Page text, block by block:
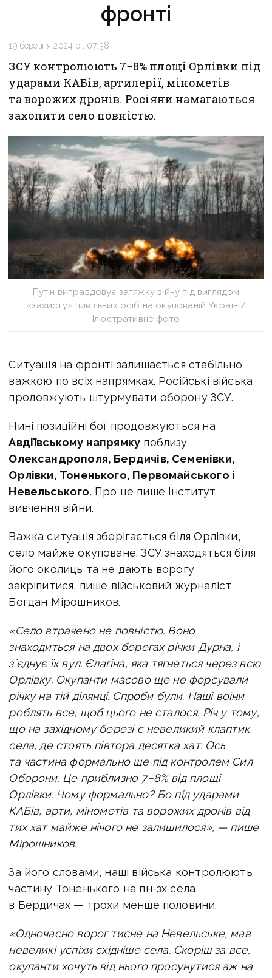
фронті
19 березня 2024 р., 07:38
ЗСУ контролюють 7−8% площі Орлівки під
ударами КАБів, артилерії, мінометів
та ворожих дронів. Росіяни намагаються
захопити село повністю.
Путін виправдовує затяжку війну під виглядом
«захисту» цивільних осіб на окупованій Україні/
Ілюстративне фото
Ситуація на фронті залишається стабільно
важкою по всіх напрямках. Російські війська
продовжують штурмувати оборону ЗСУ.
Нині позиційні бої продовжуються на
Авдіївському напрямку поблизу
Олександрополя, Бердичів, Семенівки,
Орлівки, Тоненького, Первомайського і
Невельського. Про це пише Інститут
вивчення війни.
Важка ситуація зберігається біля Орлівки,
село майже окуповане. ЗСУзнаходяться біля
його околиць та не дають ворогу
закріпитися, пише військовий журналіст
Богдан Мірошников.
«Село втрачено не повністю. Воно
знаходиться на двох берегах річки Дурна, і
зʼєднує їх вул. Єлагіна, яка тягнеться через всю
Орлівку. Окупанти масово ще не форсували
річку на тій ділянці. Спроби були. Наші воїни
роблять все, щоб цього не сталося. Річ у тому,
що на західному березі є невеликий клаптик
села, де стоять півтора десятка хат. Ось
та частина формально ще під контролем Сил
Оборони. Це приблизно 7−8% від площі
Орлівки. Чому формально? Бо під ударами
КАБів, арти, мінометів та ворожих дронів від
тих хат майже нічого не залишилося», — пише
Мірошников.
За його словами, наші війська контролюють
частину Тоненького на пн-зх села,
в Бердичах — трохи менше половини.
«Одночасно ворог тисне на Невельське, мав
невеликі успіхи східніше села. Скоріш за все,
окупанти хочуть від нього просунутися аж на